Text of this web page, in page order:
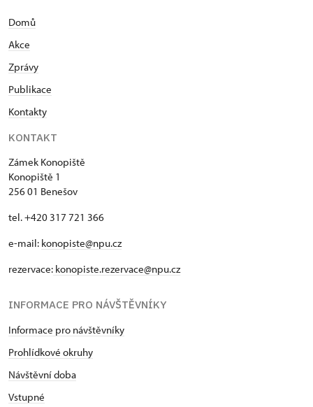
Domů
Akce
Zprávy
Publikace
Kontakty
KONTAKT
Zámek Konopiště
Konopiště 1
256 01 Benešov
tel. +420 317 721 366
e-mail: konopiste@npu.cz
rezervace: konopiste.rezervace@npu.cz
INFORMACE PRO NÁVŠTĚVNÍKY
Informace pro návštěvníky
Prohlídkové okruhy
Návštěvní doba
Vstupné